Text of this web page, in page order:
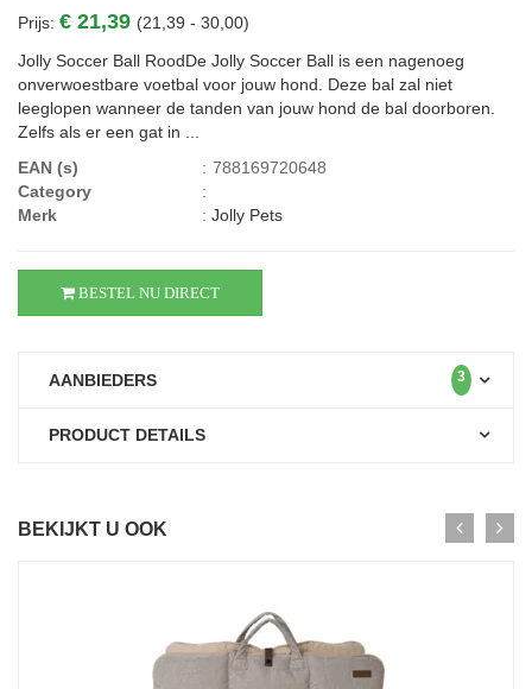
Prijs: € 21,39 (21,39 - 30,00)
Jolly Soccer Ball RoodDe Jolly Soccer Ball is een nagenoeg
onverwoestbare voetbal voor jouw hond. Deze bal zal niet
leeglopen wanneer de tanden van jouw hond de bal doorboren.
Zelfs als er een gat in ...
EAN (s)
: 788169720648
Category
:
Merk
: Jolly Pets
BESTEL NU DIRECT
AANBIEDERS 3
PRODUCT DETAILS
BEKIJKT U OOK